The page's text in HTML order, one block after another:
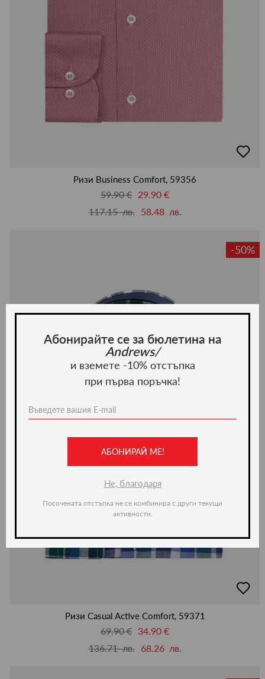
в
Ризи Business Comfort, 59356
59.90 € 29.90 €
117.15 лв.
58.48 лв.
-50%
в
Ризи Casual Active Comfort, 59371
69.90 € 34.90 €
136.71 лв.
68.26 лв.
Абонирайте се за бюлетина на
Andrews/
и вземете -10% отстъпка
при първа поръчка!
АБОНИРАЙ МЕ!
Не, благодаря
Посочената отстъпка не се комбинира с други текущи
активности.